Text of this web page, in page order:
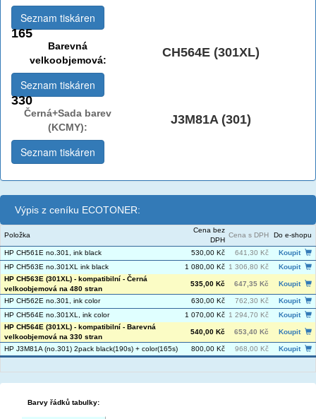
165
Seznam tiskáren
Barevná
velkoobjemová:
CH564E (301XL)
330
Seznam tiskáren
Černá+Sada barev
(KCMY):
J3M81A (301)
Seznam tiskáren
Výpis z ceníku ECOTONER:
Položka
Cena bez
DPH
Cena s DPH Do e-shopu
HP CH561E no.301, ink black 530,00 Kč 641,30 Kč
Koupit
HP CH563E no.301XL ink black
1 080,00 Kč 1 306,80 Kč
Koupit
HP CH563E (301XL) - kompatibilní - Černá
velkoobjemová na 480 stran
535,00 Kč 647,35 Kč Koupit
HP CH562E no.301, ink color 630,00 Kč 762,30 Kč
Koupit
HP CH564E no.301XL, ink color
1 070,00 Kč 1 294,70 Kč
Koupit
HP CH564E (301XL) - kompatibilní - Barevná
velkoobjemová na 330 stran
540,00 Kč 653,40 Kč Koupit
HP J3M81A (no.301) 2pack black(190s) + color(165s) 800,00 Kč 968,00 Kč Koupit
Barvy řádků tabulky: